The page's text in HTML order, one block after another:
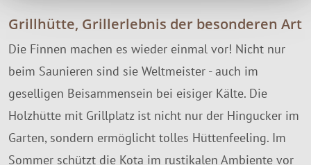
Grillhütte, Grillerlebnis der besonderen Art
Die Finnen machen es wieder einmal vor! Nicht nur
beim Saunieren sind sie Weltmeister - auch im
geselligen Beisammensein bei eisiger Kälte. Die
Holzhütte mit Grillplatz ist nicht nur der Hingucker im
Garten, sondern ermöglicht tolles Hüttenfeeling. Im
Sommer schützt die Kota im rustikalen Ambiente vor